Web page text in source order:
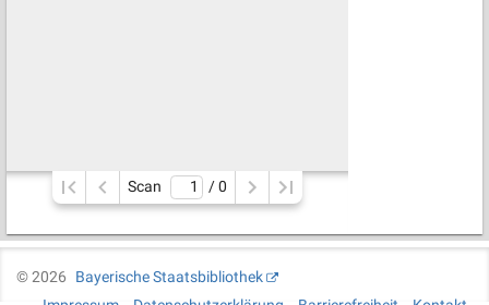
Scan / 0
©2026
Bayerische Staatsbibliothek